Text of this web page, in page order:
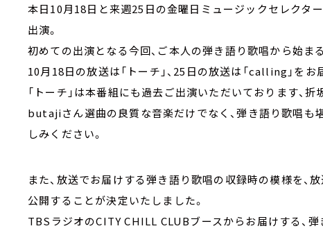
本日10月18日と来週25日の金曜日ミュージックセレクタ
出演。
初めての出演となる今回、ご本人の弾き語り歌唱から始ま
10月18日の放送は「トーチ」、25日の放送は「calling」をお
「トーチ」は本番組にも過去ご出演いただいております、
butajiさん選曲の良質な音楽だけでなく、弾き語り歌唱も
しみください。
また、放送でお届けする弾き語り歌唱の収録時の模様を
公開することが決定いたしました。
TBSラジオのCITY CHILL CLUBブースからお届けする、